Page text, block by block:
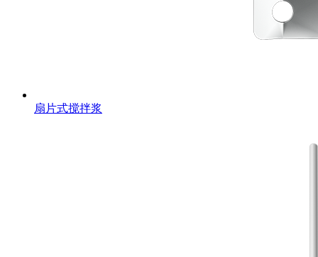
扇片式搅拌浆